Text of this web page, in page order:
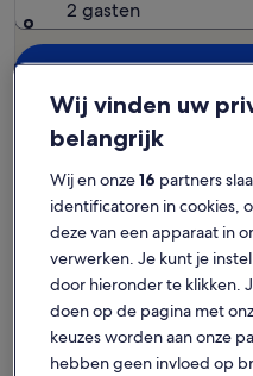
2 gasten
Startpagina Hotels in Tunesië
Populaire steden in
Hammamet
Wij vinden uw
belangrijk
Wij en onze16 partners
identificatoren in cookies,
deze van een apparaat in
verwerken. Je kunt je
door hieronder te klikken.
doen op de pagina met
keuzes worden aan onze
hebben geen invloed op